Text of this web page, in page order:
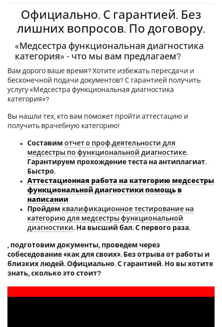
Официально. С гарантией. Без
лишних вопросов. По договору.
«Медсестра функциональная диагностика
категория» - что мы вам предлагаем?
Вам дорого ваше время? Хотите избежать пересдачи и
бесконечной подачи документов? С гарантией получить
услугу «Медсестра функциональная диагностика
категория»?
Вы нашли тех, кто вам поможет пройти аттестацию и
получить врачебную категорию!
Составим отчет о проф.деятельности для
медсестры по функциональной диагностике.
Гарантируем прохождение теста на антиплагиат.
Быстро.
Аттестационная работа на категорию медсестры
функциональной диагностики помощь в
написании
Пройдем квалификационное тестирование на
категорию для медсестры функциональной
диагностики. На высший бал. С первого раза.
, подготовим документы, проведем через
собеседование «как для своих». Без отрыва от работы и
близких людей. Официально. С гарантией. Но вы хотите
знать, сколько это стоит?